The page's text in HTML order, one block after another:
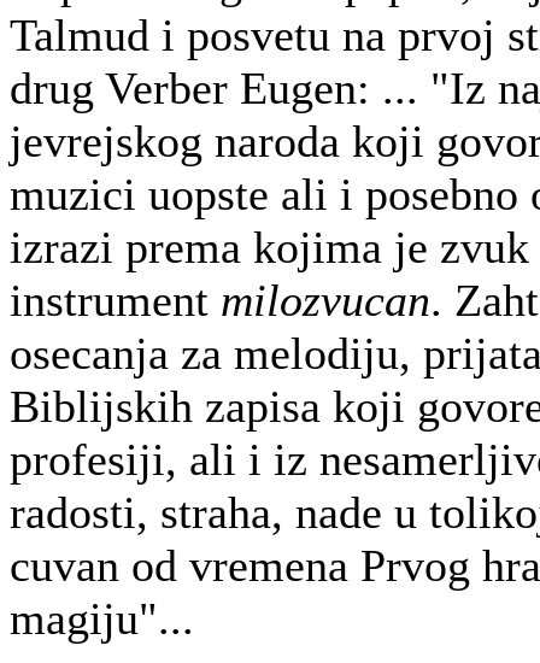
Talmud i posvetu na prvoj
drug Verber Eugen: ... "Iz
jevrejskog naroda koji
muzici uopste ali i posebno
izrazi prema kojima je
instrument milozvucan.
osecanja za melodiju,
Biblijskih zapisa koji
profesiji, ali i iz
radosti, straha, nade u
cuvan od vremena Prvog
magiju"...